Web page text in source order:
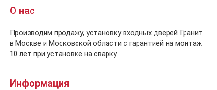
О нас
Производим продажу, установку входных дверей Гранит
в Москве и Московской области с гарантией на монтаж
10 лет при установке на сварку.
Информация